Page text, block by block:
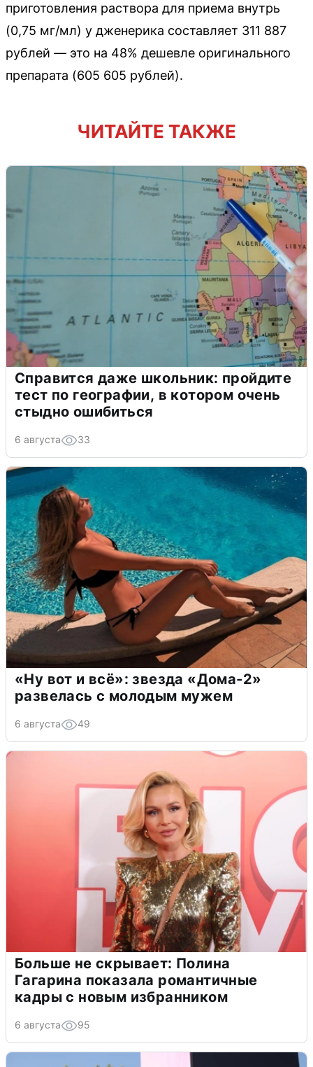
приготовления раствора для приема внутрь
(0,75 мг/мл) у дженерика составляет 311 887
рублей — это на 48% дешевле оригинального
препарата (605 605 рублей).
ЧИТАЙТЕ ТАКЖЕ
Справится даже школьник: пройдите
тест по географии, в котором очень
стыдно ошибиться
6 августа 33
«Ну вот и всё»: звезда «Дома-2»
развелась с молодым мужем
6 августа 49
Больше не скрывает: Полина
Гагарина показала романтичные
кадры с новым избранником
6 августа 95